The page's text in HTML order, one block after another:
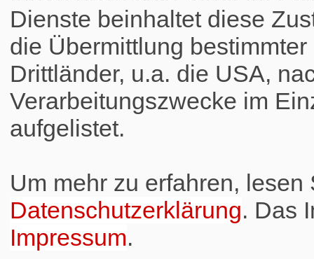
Dienste beinhaltet diese
die Übermittlung
Drittländer, u.a. die USA,
Verarbeitungszwecke im
aufgelistet.
Um mehr zu erfahren, lesen
Datenschutzerklärung. Das
Impressum.